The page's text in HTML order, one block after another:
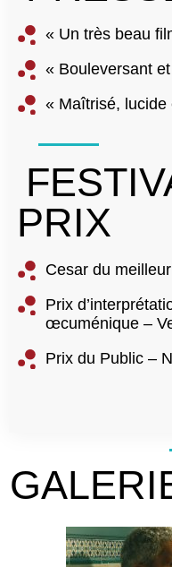
« Un très beau
« Bouleversant
« Maîtrisé, lucide
PRIX
Cesar du
Prix
œcuménique –
Prix du Public –